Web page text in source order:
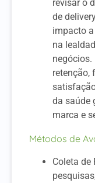
revisar o
de
impacto
na
retenção,
da saúde
marca e
Métodos de
Coleta de